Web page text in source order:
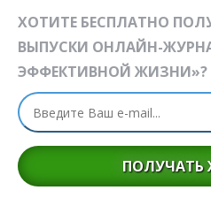
ХОТИТЕ БЕСПЛАТНО
ВЫПУСКИ ОНЛАЙН-
ЭФФЕКТИВНОЙ ЖИЗНИ»?
ПОЛУЧАТЬ